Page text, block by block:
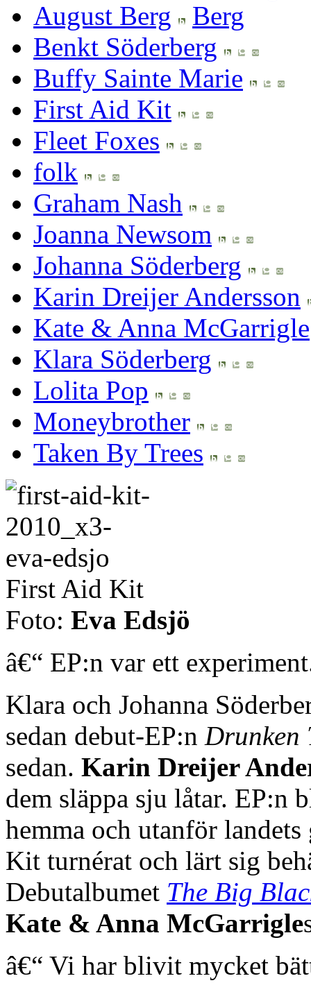
August Berg
Benkt Söderberg
Buffy Sainte Marie
First Aid Kit
Fleet Foxes
folk
Graham Nash
Joanna Newsom
Johanna Söderberg
Karin Dreijer Andersson
Kate & Anna McGarrigle
Klara Söderberg
Lolita Pop
Moneybrother
Taken By Trees
First Aid Kit
Foto: Eva Edsjö
â€“ EP:n var ett
Klara och Johanna
sedan debut-EP:n Drunken
sedan. Karin Dreijer
dem släppa sju låtar. EP:n
hemma och utanför
Kit turnérat och lärt sig
Debutalbumet The Big
Kate & Anna McGarrigle
â€“ Vi har blivit mycket